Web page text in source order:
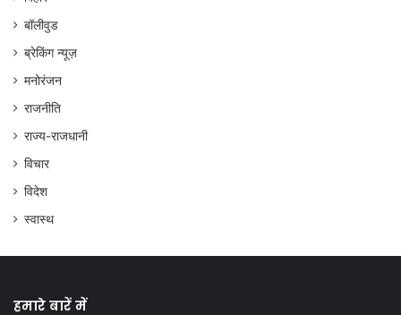
बॉलीवुड
ब्रेकिंग न्यूज़
मनोरंजन
राजनीति
राज्य-राजधानी
विचार
विदेश
स्वास्थ
हमारे बारें में